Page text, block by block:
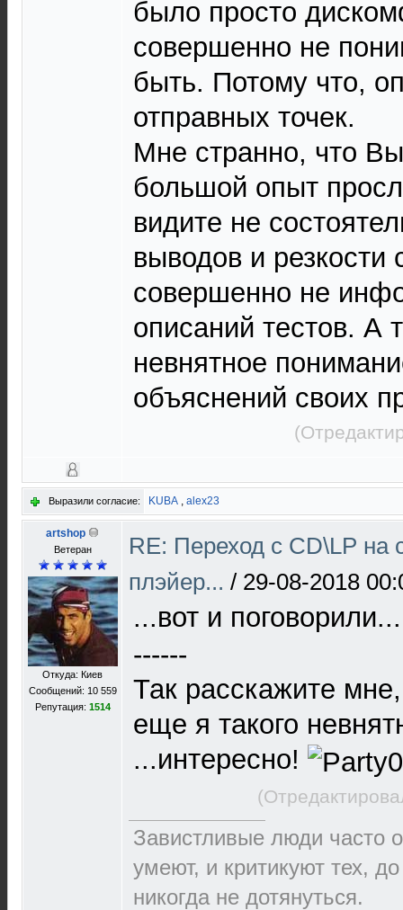
было просто
совершенно не
быть. Потому что,
отправных точек.
Мне странно, что
большой опыт
видите не
выводов и
совершенно не
описаний тестов. А
невнятное
объяснений своих
Выразили согласие: KUBA , alex23
artshop
Ветеран
Откуда: Киев
Сообщений: 10 559
Репутация: 1514
RE: Переход с CD\LP на
плэйер... / 29-08-2018
...вот и
------
Так расскажите
еще я такого
...интересно!
Завистливые люди часто
умеют, и критикуют тех,
никогда не дотянуться.